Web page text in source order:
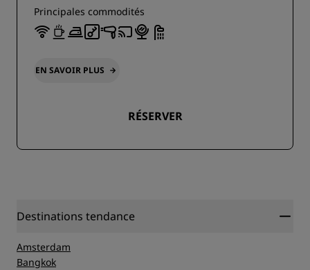
Principales commodités
EN SAVOIR PLUS
RÉSERVER
Destinations tendance
Amsterdam
Bangkok